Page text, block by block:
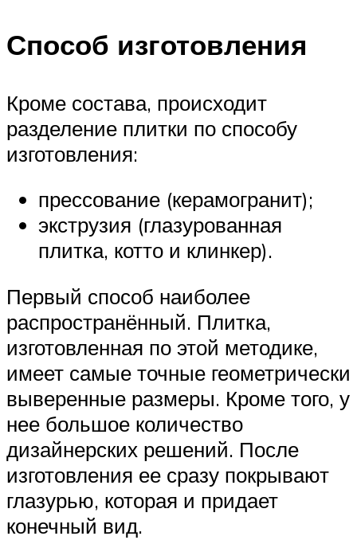
Способ изготовления
Кроме состава, происходит
разделение плитки по способу
изготовления:
прессование (керамогранит);
экструзия (глазурованная
плитка, котто и клинкер).
Первый способ наиболее
распространённый. Плитка,
изготовленная по этой методике,
имеет самые точные геометрически
выверенные размеры. Кроме того, у
нее большое количество
дизайнерских решений. После
изготовления ее сразу покрывают
глазурью, которая и придает
конечный вид.